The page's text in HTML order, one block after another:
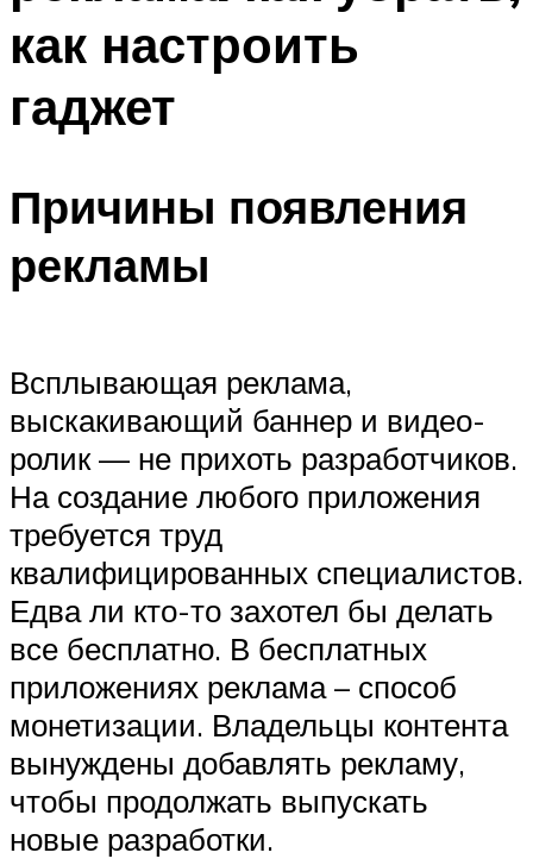
как настроить
гаджет
Причины появления
рекламы
Всплывающая реклама,
выскакивающий баннер и видео-
ролик — не прихоть разработчиков.
На создание любого приложения
требуется труд
квалифицированных специалистов.
Едва ли кто-то захотел бы делать
все бесплатно. В бесплатных
приложениях реклама – способ
монетизации. Владельцы контента
вынуждены добавлять рекламу,
чтобы продолжать выпускать
новые разработки.